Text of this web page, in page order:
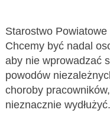
Starostwo
Chcemy być nadal
aby nie wprowadzać
powodów
choroby
nieznacznie